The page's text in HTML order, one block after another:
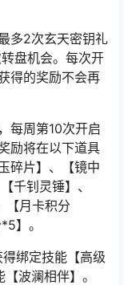
多2次玄天密钥礼
盘机会。每次开
得的奖励不会再
每周第10次开启
励将在以下道具
碎片】、【镜中
千钊灵锤】、
【月卡积分
】。
绑定技能【高级
波澜相伴】。